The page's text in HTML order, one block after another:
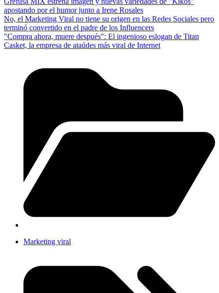
apostando por el humor junto a Irene Rosales
No, el Marketing Viral no tiene su origen en las Redes Sociales pero
terminó convertido en el padre de los Influencers
"Compra ahora, muere después": El ingenioso eslogan de Titan
Casket, la empresa de ataúdes más viral de Internet
Marketing viral